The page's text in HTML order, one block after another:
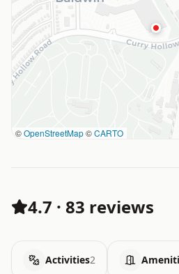
©OpenStreetMap©CARTO
4.7 · 83 reviews
Activities2